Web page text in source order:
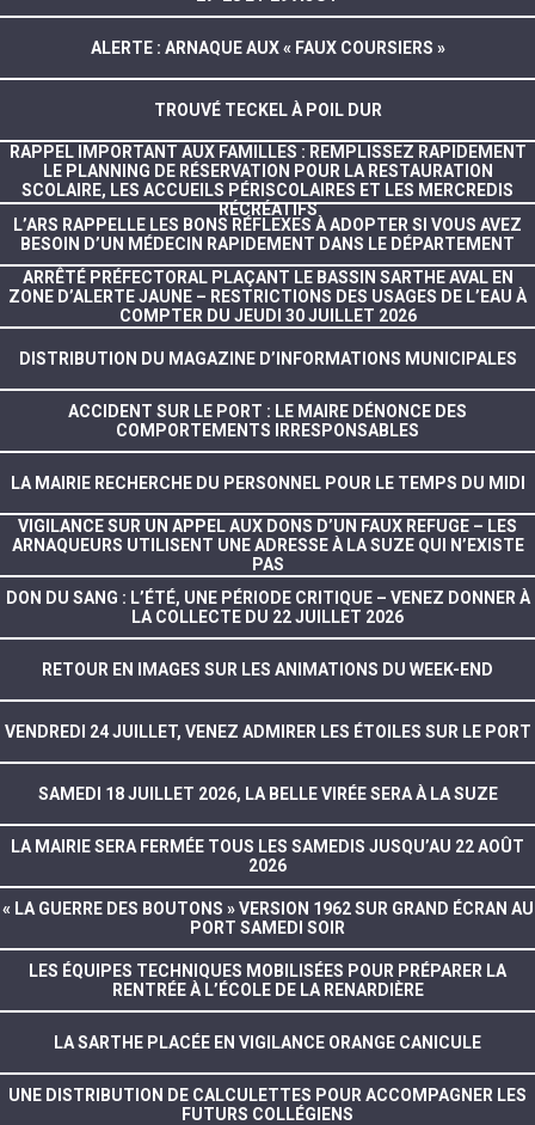
ALERTE : ARNAQUE AUX « FAUX COURSIERS »
TROUVÉ TECKEL À POIL DUR
RAPPEL IMPORTANT AUX FAMILLES : REMPLISSEZ RAPIDEMENT
LE PLANNING DE RÉSERVATION POUR LA RESTAURATION
SCOLAIRE, LES ACCUEILS PÉRISCOLAIRES ET LES MERCREDIS
RÉCRÉATIFS
L’ARS RAPPELLE LES BONS RÉFLEXES À ADOPTER SI VOUS AVEZ
BESOIN D’UN MÉDECIN RAPIDEMENT DANS LE DÉPARTEMENT
ARRÊTÉ PRÉFECTORAL PLAÇANT LE BASSIN SARTHE AVAL EN
ZONE D’ALERTE JAUNE – RESTRICTIONS DES USAGES DE L’EAU À
COMPTER DU JEUDI 30 JUILLET 2026
DISTRIBUTION DU MAGAZINE D’INFORMATIONS MUNICIPALES
ACCIDENT SUR LE PORT : LE MAIRE DÉNONCE DES
COMPORTEMENTS IRRESPONSABLES
LA MAIRIE RECHERCHE DU PERSONNEL POUR LE TEMPS DU MIDI
VIGILANCE SUR UN APPEL AUX DONS D’UN FAUX REFUGE – LES
ARNAQUEURS UTILISENT UNE ADRESSE À LA SUZE QUI N’EXISTE
PAS
DON DU SANG : L’ÉTÉ, UNE PÉRIODE CRITIQUE – VENEZ DONNER À
LA COLLECTE DU 22 JUILLET 2026
RETOUR EN IMAGES SUR LES ANIMATIONS DU WEEK-END
VENDREDI 24 JUILLET, VENEZ ADMIRER LES ÉTOILES SUR LE PORT
SAMEDI 18 JUILLET 2026, LA BELLE VIRÉE SERA À LA SUZE
LA MAIRIE SERA FERMÉE TOUS LES SAMEDIS JUSQU’AU 22 AOÛT
2026
« LA GUERRE DES BOUTONS » VERSION 1962 SUR GRAND ÉCRAN AU
PORT SAMEDI SOIR
LES ÉQUIPES TECHNIQUES MOBILISÉES POUR PRÉPARER LA
RENTRÉE À L’ÉCOLE DE LA RENARDIÈRE
LA SARTHE PLACÉE EN VIGILANCE ORANGE CANICULE
UNE DISTRIBUTION DE CALCULETTES POUR ACCOMPAGNER LES
FUTURS COLLÉGIENS